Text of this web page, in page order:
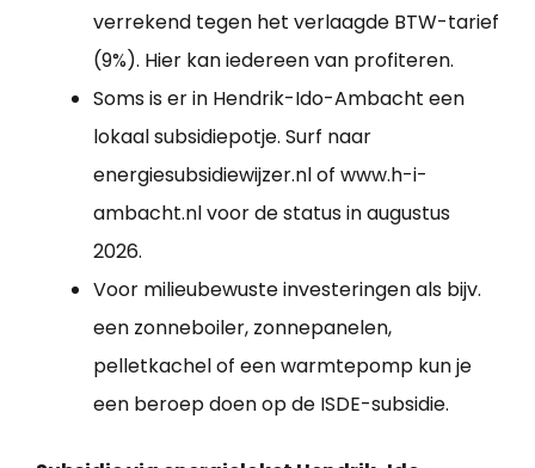
verrekend tegen het verlaagde BTW-tarief
(9%). Hier kan iedereen van profiteren.
Soms is er in Hendrik-Ido-Ambacht een
lokaal subsidiepotje. Surf naar
energiesubsidiewijzer.nl of www.h-i-
ambacht.nl voor de status in augustus
2026.
Voor milieubewuste investeringen als bijv.
een zonneboiler, zonnepanelen,
pelletkachel of een warmtepomp kun je
een beroep doen op de ISDE-subsidie.